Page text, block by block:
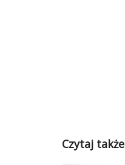
Czytaj także